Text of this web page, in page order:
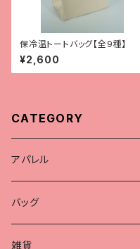
保冷温トートバッグ【全9種】
¥2,600
CATEGORY
アパレル
Tシャツ
帽子
バッグ
保温冷バッグ
雑貨